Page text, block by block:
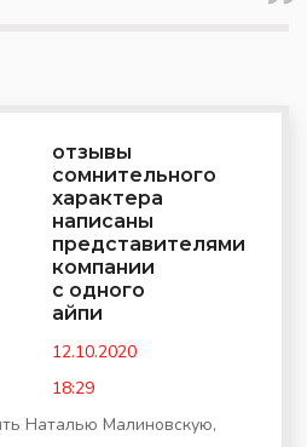
отзывы
сомнительного
характера
написаны
представителями
компании
с одного
айпи
12.10.2020
18:29
Наталью Малиновскую,